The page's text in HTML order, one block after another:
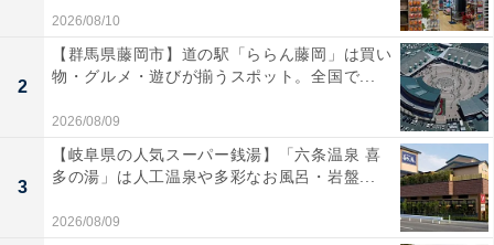
ケースをつけたまま置くだけで、スマートに充電を開始
できるワイヤレス充電台です。iPhoneシリーズへの最大
7.5W出力や、Samsung製スマホへの最大10W出力に対
なので、バイブレ
ーションの振動によるズレも防いでくれます。
厚さ約5mmまでのケースなら外す手間もなく
独自の温
度管理や異物検知機能
といった多重保護システムによ
2026/08/10
2
【群馬県藤岡市】道の駅「ららん藤岡」は買い
物・グルメ・遊びが揃うスポット。全国で...
2026/08/09
3
【岐阜県の人気スーパー銭湯】「六条温泉 喜
多の湯」は人工温泉や多彩なお風呂・岩盤...
2026/08/09